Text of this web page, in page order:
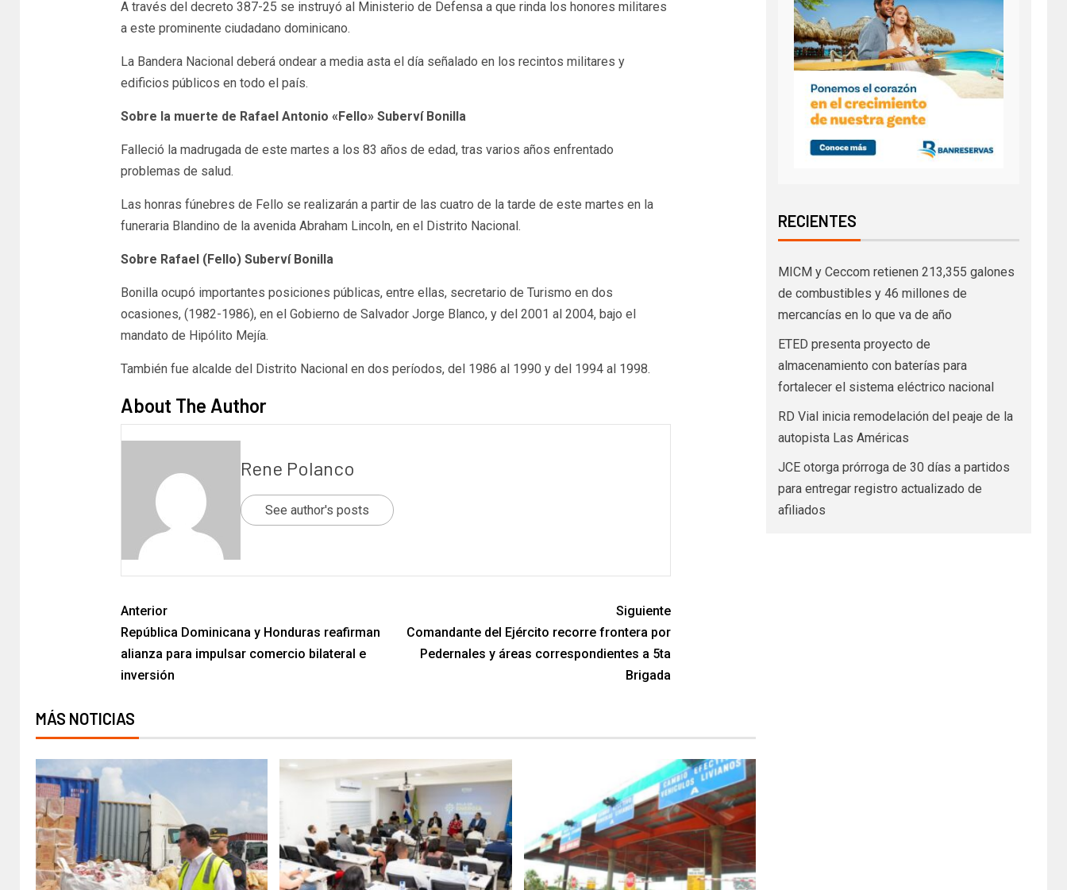
A través del decreto 387-25 se instruyó al Ministerio de Defensa a que rinda los honores militares
a este prominente ciudadano dominicano.
La Bandera Nacional deberá ondear a media asta el día señalado en los recintos militares y
edificios públicos en todo el país.
Sobre la muerte de Rafael Antonio «Fello» Suberví Bonilla
Falleció la madrugada de este martes a los 83 años de edad, tras varios años enfrentado
problemas de salud.
Las honras fúnebres de Fello se realizarán a partir de las cuatro de la tarde de este martes en la
funeraria Blandino de la avenida Abraham Lincoln, en el Distrito Nacional.
Sobre Rafael (Fello) Suberví Bonilla
Bonilla ocupó importantes posiciones públicas, entre ellas, secretario de Turismo en dos
ocasiones, (1982-1986), en el Gobierno de Salvador Jorge Blanco, y del 2001 al 2004, bajo el
mandato de Hipólito Mejía.
También fue alcalde del Distrito Nacional en dos períodos, del 1986 al 1990 y del 1994 al 1998.
About The Author
Rene Polanco
See author's posts
Anterior
República Dominicana y Honduras reafirman
alianza para impulsar comercio bilateral e
inversión
Siguiente
Comandante del Ejército recorre frontera por
Pedernales y áreas correspondientes a 5ta
Brigada
MÁS NOTICIAS
RECIENTES
MICM y Ceccom retienen 213,355 galones
de combustibles y 46 millones de
mercancías en lo que va de año
ETED presenta proyecto de
almacenamiento con baterías para
fortalecer el sistema eléctrico nacional
RD Vial inicia remodelación del peaje de la
autopista Las Américas
JCE otorga prórroga de 30 días a partidos
para entregar registro actualizado de
afiliados